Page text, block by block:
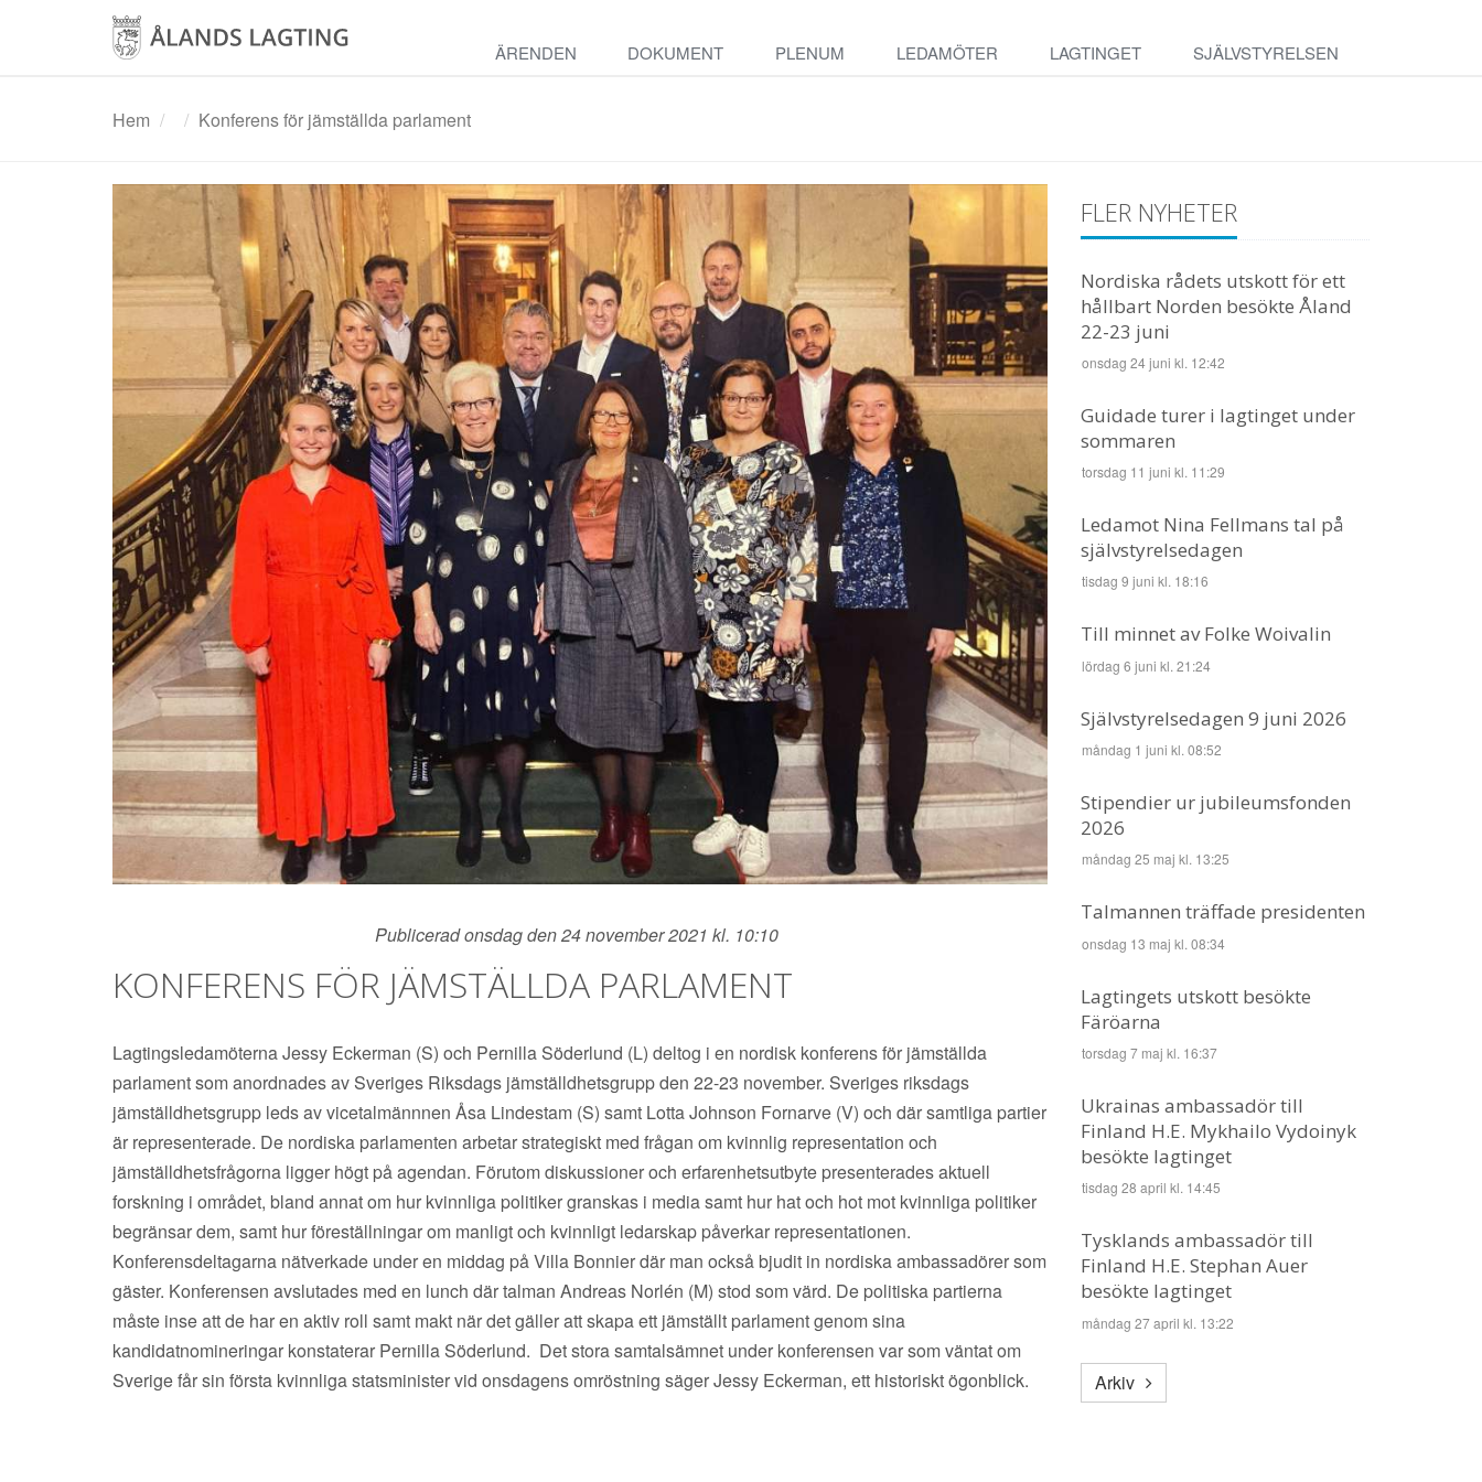
ÄRENDEN DOKUMENT PLENUM LEDAMÖTER LAGTINGET SJÄLVSTYRELSEN
Hem Konferens för jämställda parlament
Publicerad onsdag den 24 november 2021 kl. 10:10
KONFERENS FÖR JÄMSTÄLLDA PARLAMENT
Lagtingsledamöterna Jessy Eckerman (S) och Pernilla Söderlund (L) deltog i en nordisk konferens för jämställda
parlament som anordnades av Sveriges Riksdags jämställdhetsgrupp den 22-23 november. Sveriges riksdags
jämställdhetsgrupp leds av vicetalmännnen Åsa Lindestam (S) samt Lotta Johnson Fornarve (V) och där samtliga partier
är representerade. De nordiska parlamenten arbetar strategiskt med frågan om kvinnlig representation och
jämställdhetsfrågorna ligger högt på agendan. Förutom diskussioner och erfarenhetsutbyte presenterades aktuell
forskning i området, bland annat om hur kvinnliga politiker granskas i media samt hur hat och hot mot kvinnliga politiker
begränsar dem, samt hur föreställningar om manligt och kvinnligt ledarskap påverkar representationen.
Konferensdeltagarna nätverkade under en middag på Villa Bonnier där man också bjudit in nordiska ambassadörer som
gäster. Konferensen avslutades med en lunch där talman Andreas Norlén (M) stod som värd. De politiska partierna
måste inse att de har en aktiv roll samt makt när det gäller att skapa ett jämställt parlament genom sina
kandidatnomineringar konstaterar Pernilla Söderlund. Det stora samtalsämnet under konferensen var som väntat om
Sverige får sin första kvinnliga statsminister vid onsdagens omröstning säger Jessy Eckerman, ett historiskt ögonblick.
FLER NYHETER
Nordiska rådets utskott för ett
hållbart Norden besökte Åland
22-23 juni
onsdag 24 juni kl. 12:42
Guidade turer i lagtinget under
sommaren
torsdag 11 juni kl. 11:29
Ledamot Nina Fellmans tal på
självstyrelsedagen
tisdag 9 juni kl. 18:16
Till minnet av Folke Woivalin
lördag 6 juni kl. 21:24
Självstyrelsedagen 9 juni 2026
måndag 1 juni kl. 08:52
Stipendier ur jubileumsfonden
2026
måndag 25 maj kl. 13:25
Talmannen träffade presidenten
onsdag 13 maj kl. 08:34
Lagtingets utskott besökte
Färöarna
torsdag 7 maj kl. 16:37
Ukrainas ambassadör till
Finland H.E. Mykhailo Vydoinyk
besökte lagtinget
tisdag 28 april kl. 14:45
Tysklands ambassadör till
Finland H.E. Stephan Auer
besökte lagtinget
måndag 27 april kl. 13:22
Arkiv